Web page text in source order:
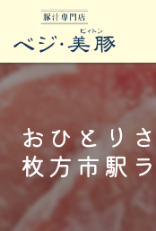
おひとり
枚方市駅